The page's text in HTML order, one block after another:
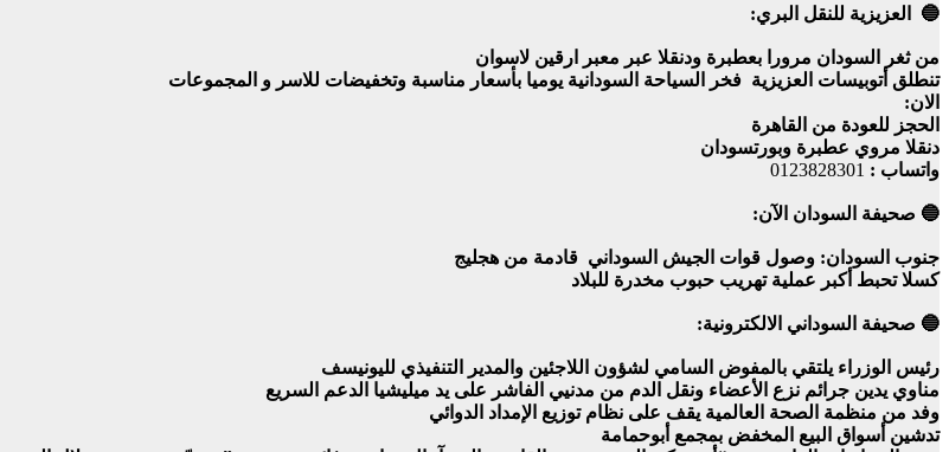
🔵 العزيزية للنقل البري:
من ثغر السودان مرورا بعطبرة ودنقلا عبر معبر ارقين لاسوان
تنطلق أتوبيسات العزيزية فخر السياحة السودانية يوميا بأسعار مناسبة وتخفيضات للاسر و المجموعات
الان:
الحجز للعودة من القاهرة
دنقلا مروي عطبرة وبورتسودان
واتساب : 0123828301
🔵 صحيفة السودان الآن:
جنوب السودان: وصول قوات الجيش السوداني قادمة من هجليج
كسلا تحبط أكبر عملية تهريب حبوب مخدرة للبلاد
🔵 صحيفة السوداني الالكترونية:
رئيس الوزراء يلتقي بالمفوض السامي لشؤون اللاجئين والمدير التنفيذي لليونيسف
مناوي يدين جرائم نزع الأعضاء ونقل الدم من مدنيي الفاشر على يد ميليشيا الدعم السريع
وفد من منظمة الصحة العالمية يقف على نظام توزيع الإمداد الدوائي
تدشين أسواق البيع المخفض بمجمع أبوحمامة